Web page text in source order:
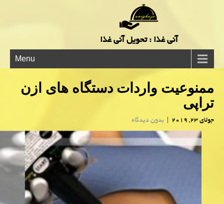
آنی غذا : تحویل آنی غذا
Menu
ممنوعیت واردات دستگاه های ازن
تراپی
جولای 23, 2019 | بدون دیدگاه